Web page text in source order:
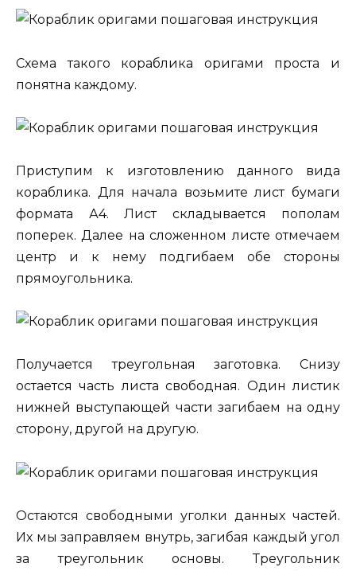
Схема такого кораблика оригами проста и
понятна каждому.
Приступим к изготовлению данного вида
кораблика. Для начала возьмите лист бумаги
формата А4. Лист складывается пополам
поперек. Далее на сложенном листе отмечаем
центр и к нему подгибаем обе стороны
прямоугольника.
Получается треугольная заготовка. Снизу
остается часть листа свободная. Один листик
нижней выступающей части загибаем на одну
сторону, другой на другую.
Остаются свободными уголки данных частей.
Их мы заправляем внутрь, загибая каждый угол
за треугольник основы. Треугольник